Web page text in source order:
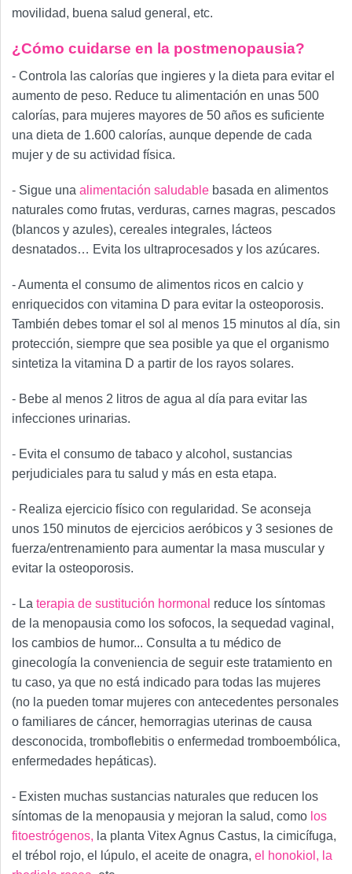
movilidad, buena salud general, etc.
¿Cómo cuidarse en la postmenopausia?
- Controla las calorías que ingieres y la dieta para evitar el
aumento de peso. Reduce tu alimentación en unas 500
calorías, para mujeres mayores de 50 años es suficiente
una dieta de 1.600 calorías, aunque depende de cada
mujer y de su actividad física.
- Sigue una alimentación saludable basada en alimentos
naturales como frutas, verduras, carnes magras, pescados
(blancos y azules), cereales integrales, lácteos
desnatados… Evita los ultraprocesados y los azúcares.
- Aumenta el consumo de alimentos ricos en calcio y
enriquecidos con vitamina D para evitar la osteoporosis.
También debes tomar el sol al menos 15 minutos al día, sin
protección, siempre que sea posible ya que el organismo
sintetiza la vitamina D a partir de los rayos solares.
- Bebe al menos 2 litros de agua al día para evitar las
infecciones urinarias.
- Evita el consumo de tabaco y alcohol, sustancias
perjudiciales para tu salud y más en esta etapa.
- Realiza ejercicio físico con regularidad. Se aconseja
unos 150 minutos de ejercicios aeróbicos y 3 sesiones de
fuerza/entrenamiento para aumentar la masa muscular y
evitar la osteoporosis.
- La terapia de sustitución hormonal reduce los síntomas
de la menopausia como los sofocos, la sequedad vaginal,
los cambios de humor... Consulta a tu médico de
ginecología la conveniencia de seguir este tratamiento en
tu caso, ya que no está indicado para todas las mujeres
(no la pueden tomar mujeres con antecedentes personales
o familiares de cáncer, hemorragias uterinas de causa
desconocida, tromboflebitis o enfermedad tromboembólica,
enfermedades hepáticas).
- Existen muchas sustancias naturales que reducen los
síntomas de la menopausia y mejoran la salud, como los
fitoestrógenos, la planta Vitex Agnus Castus, la cimicífuga,
el trébol rojo, el lúpulo, el aceite de onagra, el honokiol, la